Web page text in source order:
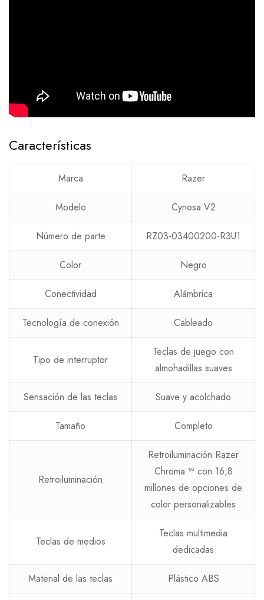
Características
Marca Razer
Modelo Cynosa V2
Número de parte RZ03-03400200-R3U1
Color Negro
Conectividad Alámbrica
Tecnología de conexión Cableado
Tipo de interruptor
Teclas de juego con
almohadillas suaves
Sensación de las teclas Suave y acolchado
Tamaño Completo
Retroiluminación
Retroiluminación Razer
Chroma ™ con 16,8
millones de opciones de
color personalizables
Teclas de medios
Teclas multimedia
dedicadas
Material de las teclas Plástico ABS